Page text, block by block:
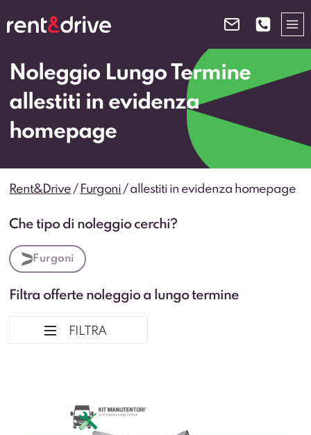
al
Noleggio Lungo Termine
allestiti in evidenza
homepage
Rent&Drive / Furgoni /allestiti in evidenza homepage
Che tipo di noleggio cerchi?
Furgoni
Filtra offerte noleggio a lungo termine
FILTRA
Marca Professional